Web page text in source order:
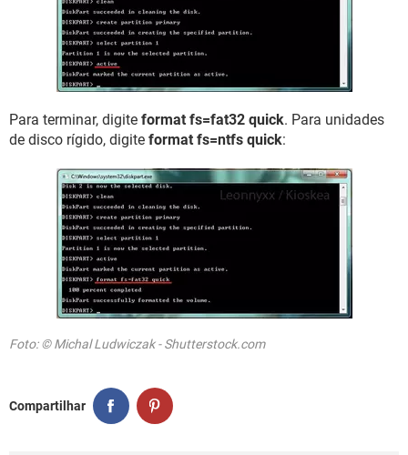
Para terminar, digite format fs=fat32 quick. Para unidades
de disco rígido, digite format fs=ntfs quick:
Foto: © Michal Ludwiczak - Shutterstock.com
Compartilhar